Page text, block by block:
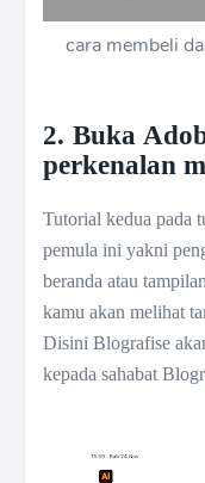
cara membeli
2. Buka
perkenalan
Tutorial kedua pada
pemula ini yakni
beranda atau
kamu akan melihat
Disini Blografise
kepada sahabat